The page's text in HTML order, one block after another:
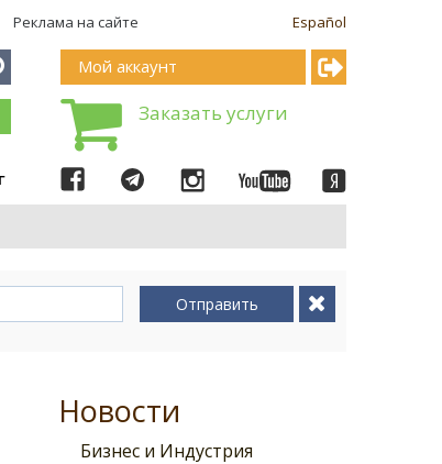
Español
Реклама на сайте
Мой аккаунт
Заказать услуги
Отправить
Новости
Бизнес и Индустрия